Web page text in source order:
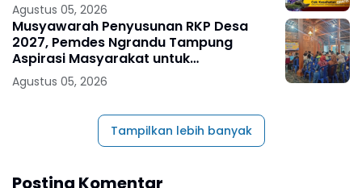
Agustus 05, 2026
Musyawarah Penyusunan RKP Desa
2027, Pemdes Ngrandu Tampung
Aspirasi Masyarakat untuk
Pembangunan Berkelanjutan
Agustus 05, 2026
Tampilkan lebih banyak
Posting Komentar